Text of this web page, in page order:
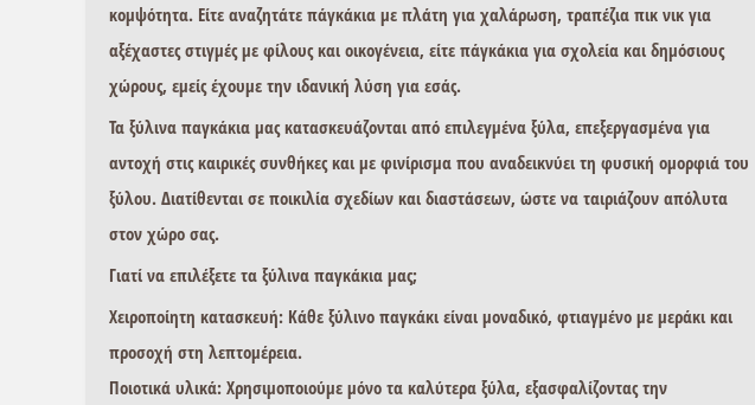
κομψότητα. Είτε αναζητάτε πάγκάκια με πλάτη για χαλάρωση, τραπέζια πικ νικ για
αξέχαστες στιγμές με φίλους και οικογένεια, είτε πάγκάκια για σχολεία και δημόσιους
χώρους, εμείς έχουμε την ιδανική λύση για εσάς.
Τα ξύλινα παγκάκια μας κατασκευάζονται από επιλεγμένα ξύλα, επεξεργασμένα για
αντοχή στις καιρικές συνθήκες και με φινίρισμα που αναδεικνύει τη φυσική ομορφιά του
ξύλου. Διατίθενται σε ποικιλία σχεδίων και διαστάσεων, ώστε να ταιριάζουν απόλυτα
στον χώρο σας.
Γιατί να επιλέξετε τα ξύλινα παγκάκια μας;
Χειροποίητη κατασκευή: Κάθε ξύλινο παγκάκι είναι μοναδικό, φτιαγμένο με μεράκι και
προσοχή στη λεπτομέρεια.
Ποιοτικά υλικά: Χρησιμοποιούμε μόνο τα καλύτερα ξύλα, εξασφαλίζοντας την